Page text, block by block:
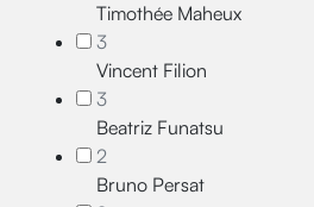
Timothée Maheux
3
Vincent Filion
3
Beatriz Funatsu
2
Bruno Persat